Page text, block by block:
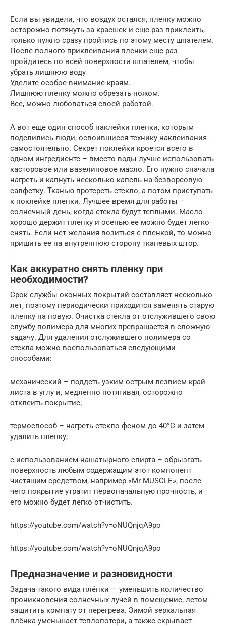
Если вы увидели, что воздух остался, пленку можно
осторожно потянуть за краешек и еще раз приклеить,
только нужно сразу пройтись по этому месту шпателем.
После полного приклеивания пленки еще раз
пройдитесь по всей поверхности шпателем, чтобы
убрать лишнюю воду
Уделите особое внимание краям.
Лишнюю пленку можно обрезать ножом.
Все, можно любоваться своей работой.
А вот еще один способ наклейки пленки, которым
поделились люди, освоившиеся технику наклеивания
самостоятельно. Секрет поклейки кроется всего в
одном ингредиенте – вместо воды лучше использовать
касторовое или вазелиновое масло. Его нужно сначала
нагреть и капнуть несколько капель на безворсовую
салфетку. Тканью протереть стекло, а потом приступать
к поклейке пленки. Лучшее время для работы –
солнечный день, когда стекла будут теплыми. Масло
хорошо держит пленку и осенью ее можно будет легко
снять. Если нет желания возиться с пленкой, то можно
пришить ее на внутреннюю сторону тканевых штор.
Как аккуратно снять пленку при
необходимости?
Срок службы оконных покрытий составляет несколько
лет, поэтому периодически приходится заменять старую
пленку на новую. Очистка стекла от отслужившего свою
службу полимера для многих превращается в сложную
задачу. Для удаления отслужившего полимера со
стекла можно воспользоваться следующими
способами:
механический – поддеть узким острым лезвием край
листа в углу и, медленно потягивая, осторожно
отклеить покрытие;
термоспособ – нагреть стекло феном до 40°С и затем
удалить пленку;
с использованием нашатырного спирта – обрызгать
поверхность любым содержащим этот компонент
чистящим средством, например «Mr MUSCLE», после
чего покрытие утратит первоначальную прочность, и
его можно будет легко отчистить.
https://youtube.com/watch?v=oNUQnjqA9po
https://youtube.com/watch?v=oNUQnjqA9po
Предназначение и разновидности
Задача такого вида плёнки — уменьшить количество
проникновения солнечных лучей в помещение, летом
защитить комнату от перегрева. Зимой зеркальная
плёнка уменьшает теплопотери, а также скрывает